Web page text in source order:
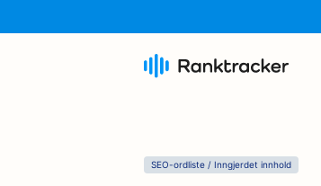
SEO-ordliste / Inngjerdet innhold